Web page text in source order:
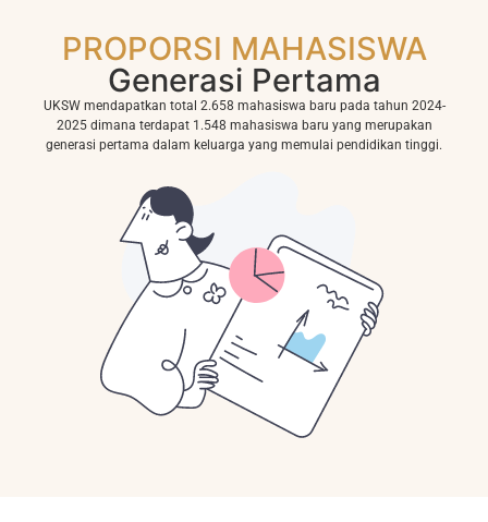
PROPORSI MAHASISWA
Generasi Pertama
UKSW mendapatkan total 2.658 mahasiswa baru pada tahun 2024-
2025 dimana terdapat 1.548 mahasiswa baru yang merupakan
generasi pertama dalam keluarga yang memulai pendidikan tinggi.